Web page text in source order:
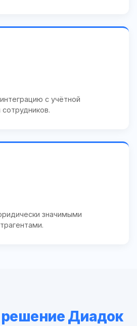
с учётной
значимыми
Диадок